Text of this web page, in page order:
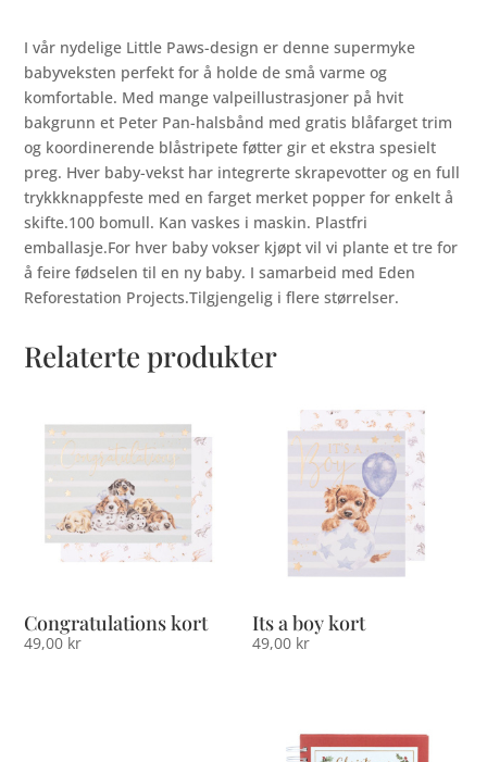
I vår nydelige Little Paws-design er denne supermyke
babyveksten perfekt for å holde de små varme og
komfortable. Med mange valpeillustrasjoner på hvit
bakgrunn et Peter Pan-halsbånd med gratis blåfarget trim
og koordinerende blåstripete føtter gir et ekstra spesielt
preg. Hver baby-vekst har integrerte skrapevotter og en full
trykkknappfeste med en farget merket popper for enkelt å
skifte.100 bomull. Kan vaskes i maskin. Plastfri
emballasje.For hver baby vokser kjøpt vil vi plante et tre for
å feire fødselen til en ny baby. I samarbeid med Eden
Reforestation Projects.Tilgjengelig i flere størrelser.
Relaterte produkter
Congratulations kort
49,00 kr
Its a boy kort
49,00 kr